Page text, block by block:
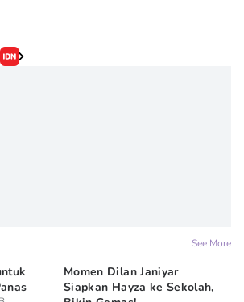
See More
Momen Dilan Janiyar
Siapkan Hayza ke Sekolah,